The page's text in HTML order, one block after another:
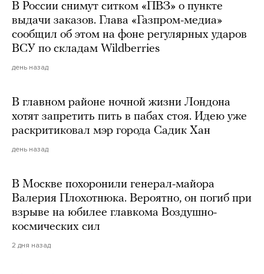
В России снимут ситком «ПВЗ» о пункте
выдачи заказов. Глава «Газпром-медиа»
сообщил об этом на фоне регулярных ударов
ВСУ по складам Wildberries
день назад
В главном районе ночной жизни Лондона
хотят запретить пить в пабах стоя. Идею уже
раскритиковал мэр города Садик Хан
день назад
В Москве похоронили генерал-майора
Валерия Плохотнюка. Вероятно, он погиб при
взрыве на юбилее главкома Воздушно-
космических сил
2 дня назад